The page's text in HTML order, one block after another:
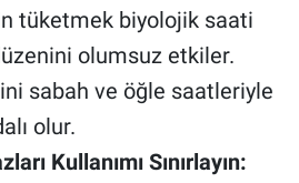
tüketmek biyolojik saati
olumsuz etkiler.
sabah ve öğle saatleriyle
olur.
Kullanımı Sınırlayın: